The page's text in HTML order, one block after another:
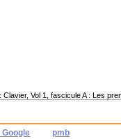
Vol 1, fascicule A : Les
pmb